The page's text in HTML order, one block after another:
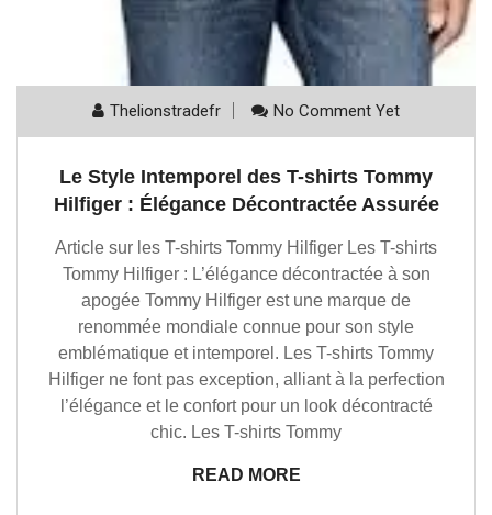
Thelionstradefr No Comment Yet
Le Style Intemporel des T-shirts Tommy
Hilfiger : Élégance Décontractée Assurée
Article sur les T-shirts Tommy Hilfiger Les T-shirts
Tommy Hilfiger : L’élégance décontractée à son
apogée Tommy Hilfiger est une marque de
renommée mondiale connue pour son style
emblématique et intemporel. Les T-shirts Tommy
Hilfiger ne font pas exception, alliant à la perfection
l’élégance et le confort pour un look décontracté
chic. Les T-shirts Tommy
READ MORE